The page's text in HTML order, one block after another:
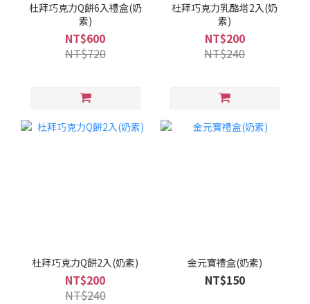
杜拜巧克力Q餅6入禮盒(奶
素)
NT$600
NT$720
杜拜巧克力乳酪塔2入(奶
素)
NT$200
NT$240
杜拜巧克力Q餅2入(奶素)
NT$200
NT$240
金元寶禮盒(奶素)
NT$150